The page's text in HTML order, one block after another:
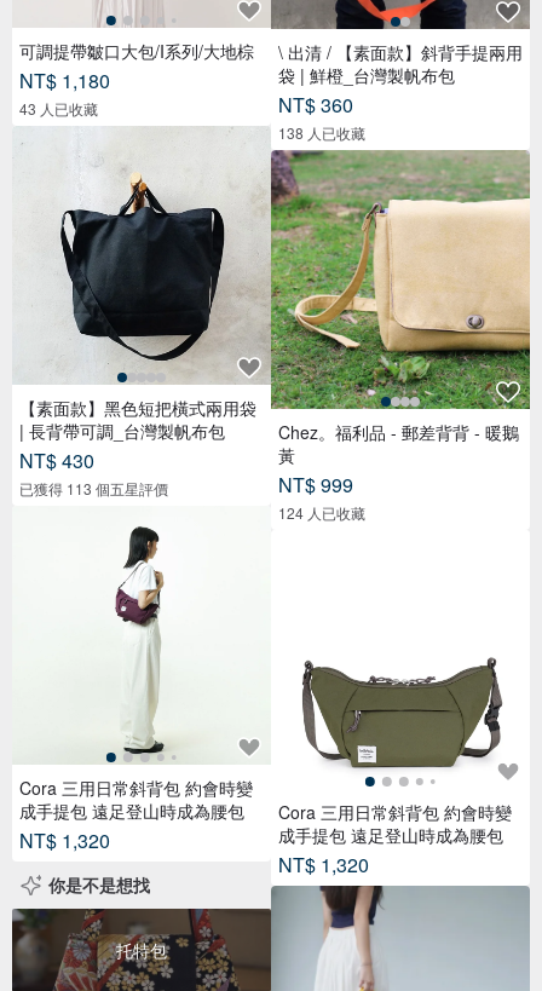
可調提帶皺口大包/I系列/大地棕
NT$ 1,180
43 人已收藏
【素面款】黑色短把橫式兩用袋
| 長背帶可調_台灣製帆布包
NT$ 430
已獲得 113 個五星評價
Cora 三用日常斜背包 約會時變
成手提包 遠足登山時成為腰包
NT$ 1,320
你是不是想找
托特包
\ 出清 / 【素面款】斜背手提兩用
袋 | 鮮橙_台灣製帆布包
NT$ 360
138 人已收藏
Chez。福利品 - 郵差背背 - 暖鵝
黃
NT$ 999
124 人已收藏
Cora 三用日常斜背包 約會時變
成手提包 遠足登山時成為腰包
NT$ 1,320